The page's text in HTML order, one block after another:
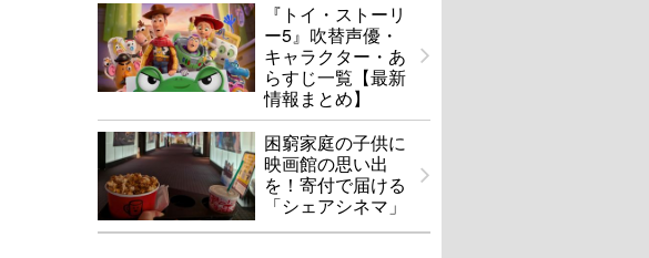
『トイ・ストーリ
ー5』吹替声優・
キャラクター・あ
らすじ一覧【最新
情報まとめ】
困窮家庭の子供に
映画館の思い出
を！寄付で届ける
「シェアシネマ」